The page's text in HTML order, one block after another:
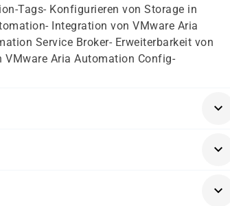
Tags- Konfigurieren von Storage in
Integration von VMware Aria
Service Broker- Erweiterbarkeit von
Aria Automation Config-
folgenden Aufgaben ohne Hilfe oder
durch den VMware vSphere-Client